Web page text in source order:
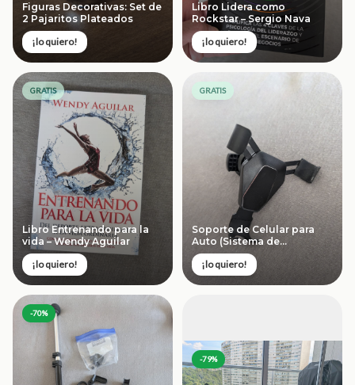
Figuras Decorativas: Set de
2 Pajaritos Plateados
¡lo quiero!
Libro Lidera como
Rockstar – Sergio Nava
¡lo quiero!
GRATIS
Libro Entrenando para la
vida – Wendy Aguilar
¡lo quiero!
GRATIS
Soporte de Celular para
Auto (Sistema de
Gravedad)
¡lo quiero!
-70%
-79%